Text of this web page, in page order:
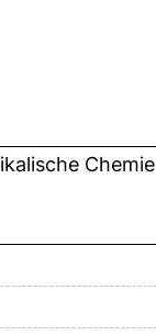
Chemie